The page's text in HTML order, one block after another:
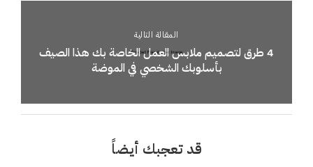
المقالة التالية
4 طرق لتصميم ملابس العمل الخاصة بك هذا الصيف
بأسلوبك الشخصي في الموضة
قد تعجبك أيضاً